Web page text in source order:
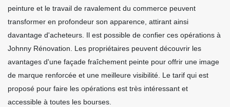
peinture et le travail de ravalement du commerce peuvent
transformer en profondeur son apparence, attirant ainsi
davantage d'acheteurs. Il est possible de confier ces opérations à
Johnny Rénovation. Les propriétaires peuvent découvrir les
avantages d'une façade fraîchement peinte pour offrir une image
de marque renforcée et une meilleure visibilité. Le tarif qui est
proposé pour faire les opérations est très intéressant et
accessible à toutes les bourses.